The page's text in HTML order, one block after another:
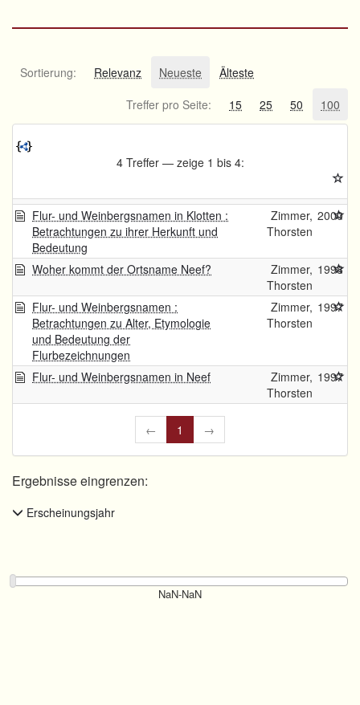
Sortierung: Relevanz Neueste
Älteste
Treffer pro Seite:
15 25 50 100
4 Treffer — zeige 1 bis 4:
Flur- und Weinbergsnamen in Klotten :
Betrachtungen zu ihrer Herkunft und
Bedeutung
Zimmer,
Thorsten
2000
Woher kommt der Ortsname Neef?
Zimmer,
Thorsten
1998
Flur- und Weinbergsnamen :
Betrachtungen zu Alter, Etymologie
und Bedeutung der
Flurbezeichnungen
Zimmer,
Thorsten
1997
Flur- und Weinbergsnamen in Neef
Zimmer,
Thorsten
1997
← 1 →
Ergebnisse eingrenzen:
Erscheinungsjahr